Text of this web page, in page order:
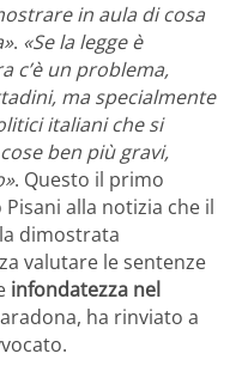
in aula di cosa
. «Se la legge è
c’è un problema,
ma specialmente
italiani che si
ben più gravi,
. Questo il primo
alla notizia che il
dimostrata
valutare le sentenze
infondatezza nel
ha rinviato a